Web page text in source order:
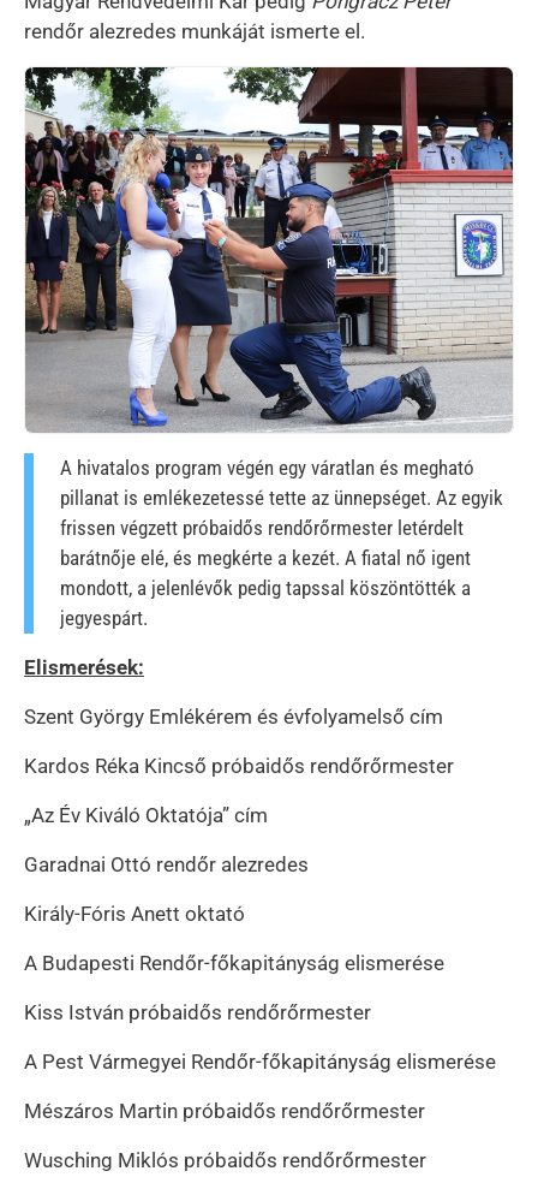
rendőr alezredes munkáját ismerte el.
Kép
A hivatalos program végén egy váratlan és megható
pillanat is emlékezetessé tette az ünnepséget. Az egyik
frissen végzett próbaidős rendőrőrmester letérdelt
barátnője elé, és megkérte a kezét. A fiatal nő igent
mondott, a jelenlévők pedig tapssal köszöntötték a
jegyespárt.
Elismerések:
Szent György Emlékérem és évfolyamelső cím
Kardos Réka Kincső próbaidős rendőrőrmester
„Az Év Kiváló Oktatója” cím
Garadnai Ottó rendőr alezredes
Király-Fóris Anett oktató
A Budapesti Rendőr-főkapitányság elismerése
Kiss István próbaidős rendőrőrmester
A Pest Vármegyei Rendőr-főkapitányság elismerése
Mészáros Martin próbaidős rendőrőrmester
Wusching Miklós próbaidős rendőrőrmester